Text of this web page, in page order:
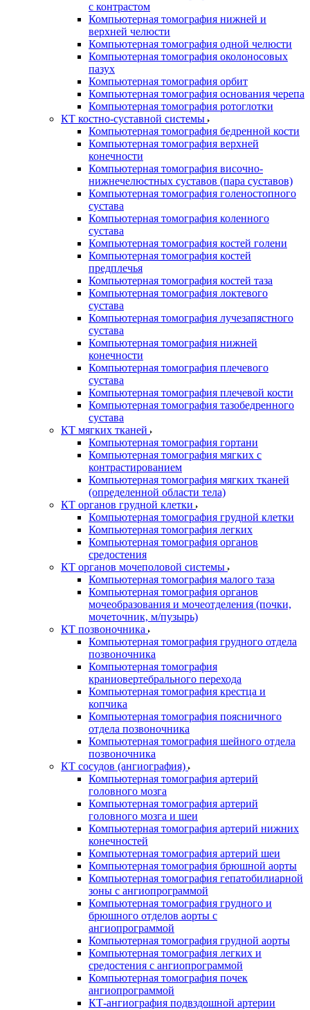
с контрастом
Компьютерная томография нижней и
верхней челюсти
Компьютерная томография одной челюсти
Компьютерная томография околоносовых
пазух
Компьютерная томография орбит
Компьютерная томография основания черепа
Компьютерная томография ротоглотки
КТ костно-суставной системы
Компьютерная томография бедренной кости
Компьютерная томография верхней
конечности
Компьютерная томография височно-
нижнечелюстных суставов (пара суставов)
Компьютерная томография голеностопного
сустава
Компьютерная томография коленного
сустава
Компьютерная томография костей голени
Компьютерная томография костей
предплечья
Компьютерная томография костей таза
Компьютерная томография локтевого
сустава
Компьютерная томография лучезапястного
сустава
Компьютерная томография нижней
конечности
Компьютерная томография плечевого
сустава
Компьютерная томография плечевой кости
Компьютерная томография тазобедренного
сустава
КТ мягких тканей
Компьютерная томография гортани
Компьютерная томография мягких с
контрастированием
Компьютерная томография мягких тканей
(определенной области тела)
КТ органов грудной клетки
Компьютерная томография грудной клетки
Компьютерная томография легких
Компьютерная томография органов
средостения
КТ органов мочеполовой системы
Компьютерная томография малого таза
Компьютерная томография органов
мочеобразования и мочеотделения (почки,
мочеточник, м/пузырь)
КТ позвоночника
Компьютерная томография грудного отдела
позвоночника
Компьютерная томография
краниовертебрального перехода
Компьютерная томография крестца и
копчика
Компьютерная томография поясничного
отдела позвоночника
Компьютерная томография шейного отдела
позвоночника
КТ сосудов (ангиография)
Компьютерная томография артерий
головного мозга
Компьютерная томография артерий
головного мозга и шеи
Компьютерная томография артерий нижних
конечностей
Компьютерная томография артерий шеи
Компьютерная томография брюшной аорты
Компьютерная томография гепатобилиарной
зоны с ангиопрограммой
Компьютерная томография грудного и
брюшного отделов аорты с
ангиопрограммой
Компьютерная томография грудной аорты
Компьютерная томография легких и
средостения с ангиопрограммой
Компьютерная томография почек
ангиопрограммой
КТ-ангиография подвздошной артерии